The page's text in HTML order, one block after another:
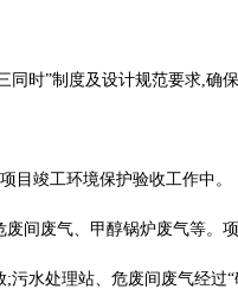
时”制度及设计规范要求,确
目竣工环境保护验收工作中。
间废气、甲醇锅炉废气等。
水处理站、危废间废气经过